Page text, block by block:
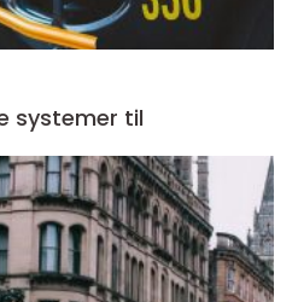
systemer til